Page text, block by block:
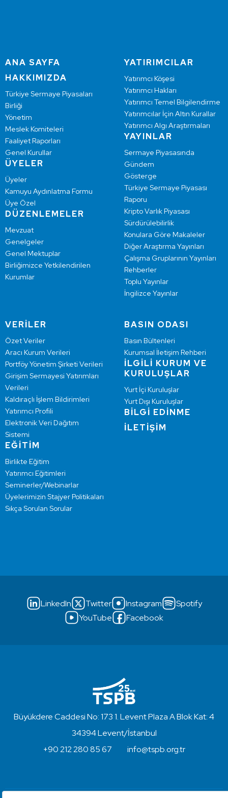
ANA SAYFA
HAKKIMIZDA
Türkiye Sermaye Piyasaları
Birliği
Yönetim
Meslek Komiteleri
Faaliyet Raporları
Genel Kurullar
ÜYELER
Üyeler
Kamuyu Aydınlatma Formu
Üye Özel
DÜZENLEMELER
Mevzuat
Genelgeler
Genel Mektuplar
Birliğimizce Yetkilendirilen
Kurumlar
YATIRIMCILAR
Yatırımcı Köşesi
Yatırımcı Hakları
Yatırımcı Temel Bilgilendirme
Yatırımcılar İçin Altın Kurallar
Yatırımcı Algı Araştırmaları
YAYINLAR
Sermaye Piyasasında
Gündem
Gösterge
Türkiye Sermaye Piyasası
Raporu
Kripto Varlık Piyasası
Sürdürülebilirlik
Konulara Göre Makaleler
Diğer Araştırma Yayınları
Çalışma Gruplarının Yayınları
Rehberler
Toplu Yayınlar
İngilizce Yayınlar
VERİLER
Özet Veriler
Aracı Kurum Verileri
Portföy Yönetim Şirketi Verileri
Girişim Sermayesi Yatırımları
Verileri
Kaldıraçlı İşlem Bildirimleri
Yatırımcı Profili
Elektronik Veri Dağıtım
Sistemi
EĞİTİM
Birlikte Eğitim
Yatırımcı Eğitimleri
Seminerler/Webinarlar
Üyelerimizin Stajyer Politikaları
Sıkça Sorulan Sorular
BASIN ODASI
Basın Bültenleri
Kurumsal İletişim Rehberi
İLGİLİ KURUM VE
KURULUŞLAR
Yurt İçi Kuruluşlar
Yurt Dışı Kuruluşlar
BİLGİ EDİNME
İLETİŞİM
LinkedIn Twitter Instagram
Spotify
YouTube
Facebook
Büyükdere Caddesi No: 173 1. Levent Plaza A Blok Kat: 4
34394 Levent/İstanbul
+90 212 280 85 67
info@tspb.org.tr